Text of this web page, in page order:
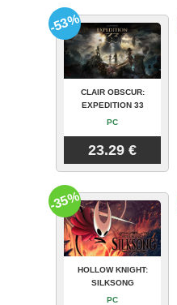
CLAIR OBSCUR:
EXPEDITION 33
PC
23.29 €
-53%
HOLLOW KNIGHT:
SILKSONG
PC
-35%